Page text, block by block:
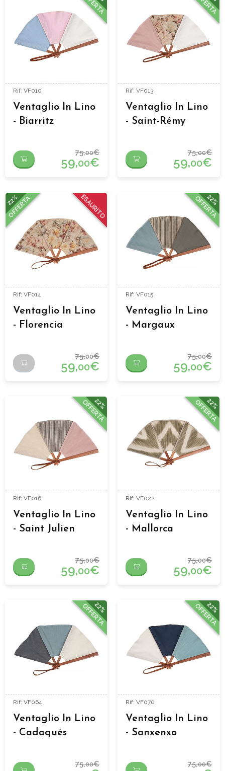
Rif: VF010
Ventaglio In Lino
- Biarritz
75,00€
59,00€
Rif: VF013
Ventaglio In Lino
- Saint-Rémy
75,00€
59,00€
ESAURITO
22%
OFFERTA
Rif: VF014
Ventaglio In Lino
- Florencia
75,00€
59,00€
22%
OFFERTA
Rif: VF015
Ventaglio In Lino
- Margaux
75,00€
59,00€
22%
OFFERTA
Rif: VF016
Ventaglio In Lino
- Saint Julien
75,00€
59,00€
22%
OFFERTA
Rif: VF022
Ventaglio In Lino
- Mallorca
75,00€
59,00€
22%
OFFERTA
Rif: VF064
Ventaglio In Lino
- Cadaqués
75,00€
22%
OFFERTA
Rif: VF070
Ventaglio In Lino
- Sanxenxo
75,00€